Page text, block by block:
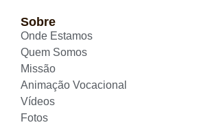
Sobre
Onde Estamos
Quem Somos
Missão
Animação Vocacional
Vídeos
Fotos